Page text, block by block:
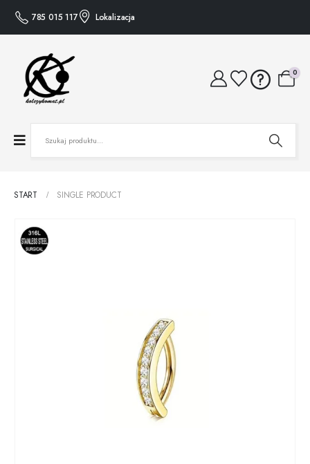
785 015 117 Lokalizacja
0
START SINGLE PRODUCT